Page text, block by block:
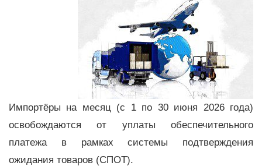
Импортёры на месяц (с 1 по 30 июня 2026 года)
освобождаются от уплаты обеспечительного
платежа в рамках системы подтверждения
ожидания товаров (СПОТ).